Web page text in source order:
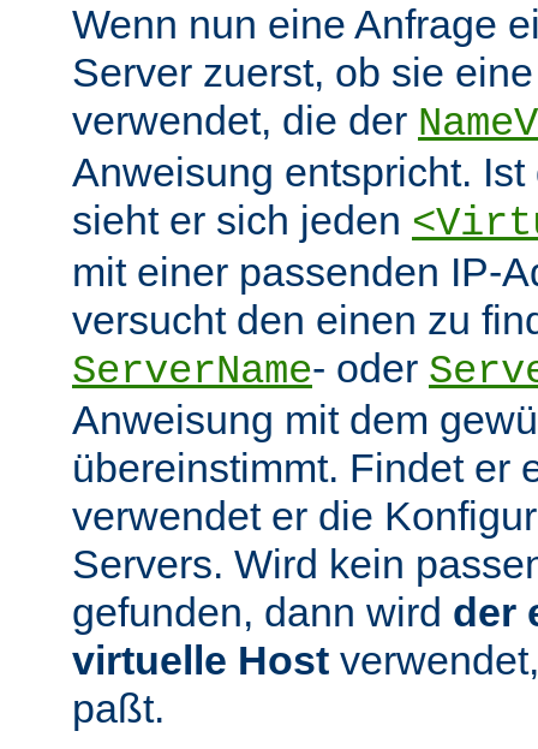
Wenn nun eine Anfrage
Server zuerst, ob sie
verwendet, die der
Anweisung entspricht.
sieht er sich jeden
mit einer passenden IP-
versucht den einen zu
ServerName- oder
Anweisung mit dem
übereinstimmt. Findet er
verwendet er die
Servers. Wird kein
gefunden, dann wird der
virtuelle Host
paßt.